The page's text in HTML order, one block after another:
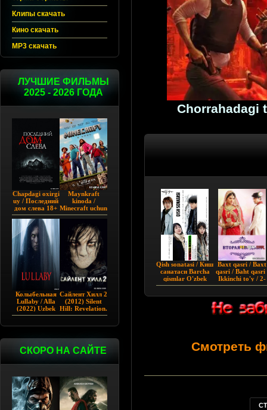
Клипы скачать
Кино скачать
MP3 скачать
ЛУЧШИЕ ФИЛЬМЫ
2025 - 2026 ГОДА
Chapdagi oxirgi
uy / Последний
дом слева 18+
(2009)
Maynkraft
kinoda /
Minecraft uchun
film / Maygiraft
2025 AQSH
filmi
Колыбельная
Lullaby / Alla
(2022) Uzbek
tilida
Сайлент Хилл 2
(2012) Silent
Hill: Revelation.
СКОРО НА САЙТЕ
Chorrahadagi
Qish sonatasi / Киш
санатаси Barcha
qismlar O'zbek
tilida 2002 HD
Baxt qasri / Baxt
qasri / Baht qasri
Ikkinchi to'y / 2-
to'y Hind seriali
Смотреть